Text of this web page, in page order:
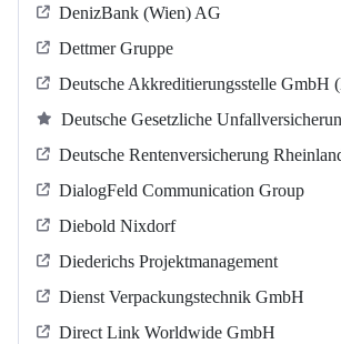
DenizBank (Wien) AG
Dettmer Gruppe
Deutsche Akkreditierungsstelle GmbH
Deutsche Gesetzliche
Deutsche Rentenversicherung
DialogFeld Communication Group
Diebold Nixdorf
Diederichs Projektmanagement
Dienst Verpackungstechnik GmbH
Direct Link Worldwide GmbH